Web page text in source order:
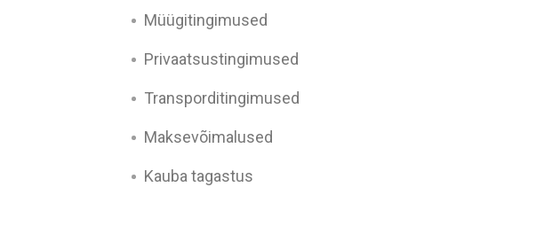
Müügitingimused
Privaatsustingimused
Transporditingimused
Maksevõimalused
Kauba tagastus